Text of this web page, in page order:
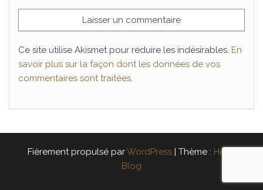
Ce site utilise Akismet pour réduire les indésirables. En
savoir plus sur la façon dont les données de vos
commentaires sont traitées.
Fièrement propulsé parWordPress | Thème : Head
Blog